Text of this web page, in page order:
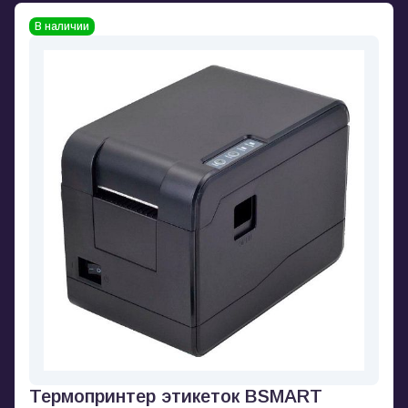
В наличии
Термопринтер этикеток BSMART